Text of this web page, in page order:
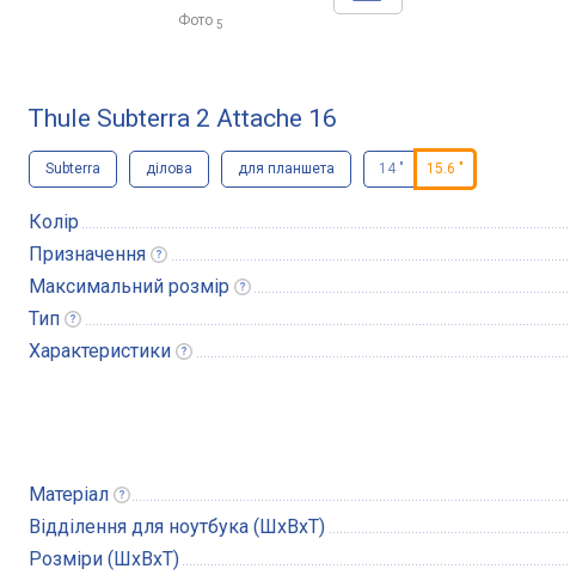
Фото 5
Thule Subterra 2 Attache 16
Subterra ділова для планшета 14 " 15.6 "
Колір
Призначення
Максимальний розмір
Тип
Характеристики
Матеріал
Відділення для ноутбука (ШхВхТ)
Розміри (ШхВхТ)